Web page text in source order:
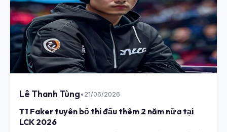
Lê Thanh Tùng • 21/06/2026
T1 Faker tuyên bố thi đấu thêm 2 năm nữa tại
LCK 2026